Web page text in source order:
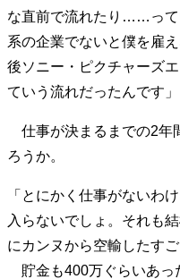
70代のグランドデザイン
な直前で流れたり……って
系の企業でないと僕を雇
後ソニー・ピクチャーズ
ていう流れだったんです」
仕事が決まるまでの2年
ろうか。
「とにかく仕事がないわ
入らないでしょ。それも
にカンヌから空輸したす
貯金も400万ぐらいあっ